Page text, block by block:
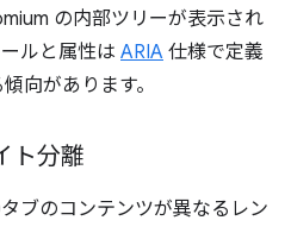
の内部ツリーが表示され
ルと属性は ARIA 仕様で定義
向があります。
ト分離
ブのコンテンツが異なるレン